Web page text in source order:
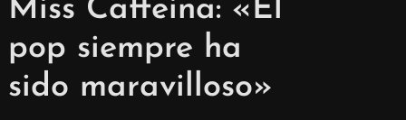
Miss Caffeina: «El
pop siempre ha
sido maravilloso»